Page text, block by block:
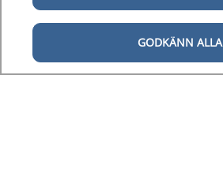
Digital tillgänglighet
GODKÄNN ALLA